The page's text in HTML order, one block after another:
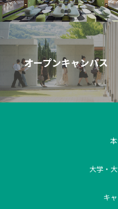
オープンキャンパス
大学・
キ